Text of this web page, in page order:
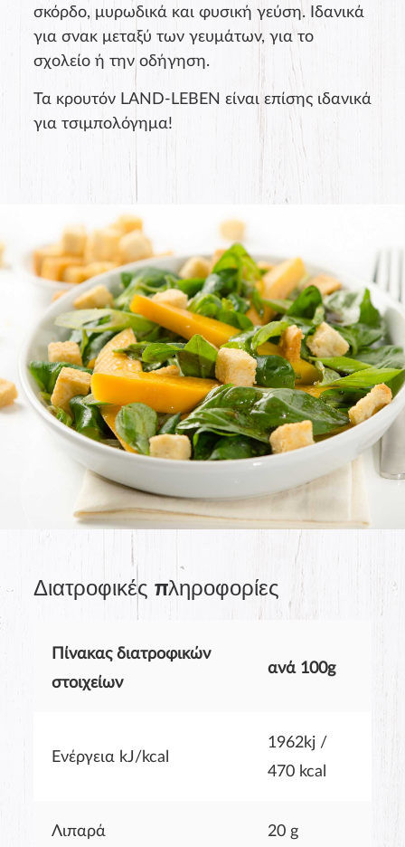
σκόρδο, μυρωδικά και φυσική γεύση. Ιδανικά
για σνακ μεταξύ των γευμάτων, για το
σχολείο ή την οδήγηση.
Τα κρουτόν LAND-LEBEN είναι επίσης ιδανικά
για τσιμπολόγημα!
Διατροφικές πληροφορίες
Πίνακας διατροφικών
στοιχείων
ανά 100g
Ενέργεια kJ/kcal
1962kj /
470 kcal
Λιπαρά 20 g
Product rating
The last name will not be visible on the website!
SUBMIT